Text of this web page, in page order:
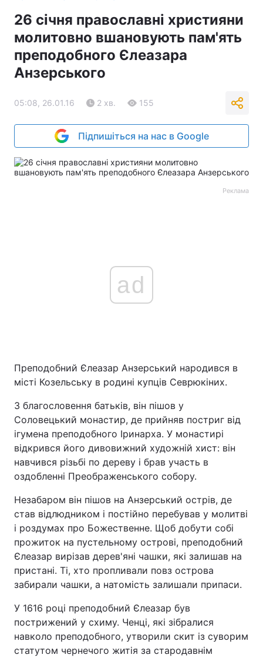
26 січня православні християни
молитовно вшановують пам'ять
преподобного Єлеазара
Анзерського
05:08, 26.01.16 2 хв. 155
Підпишіться на нас в Google
Реклама
ad
Преподобний Єлеазар Анзерський народився в
місті Козельську в родині купців Севрюкіних.
З благословення батьків, він пішов у
Соловецький монастир, де прийняв постриг від
ігумена преподобного Іринарха. У монастирі
відкрився його дивовижний художній хист: він
навчився різьбі по дереву і брав участь в
оздобленні Преображенського собору.
Незабаром він пішов на Анзерський острів, де
став відлюдником і постійно перебував у молитві
і роздумах про Божественне. Щоб добути собі
прожиток на пустельному острові, преподобний
Єлеазар вирізав дерев'яні чашки, які залишав на
пристані. Ті, хто пропливали повз острова
забирали чашки, а натомість залишали припаси.
У 1616 році преподобний Єлеазар був
пострижений у схиму. Ченці, які зібралися
навколо преподобного, утворили скит із суворим
статутом чернечого житія за стародавнім